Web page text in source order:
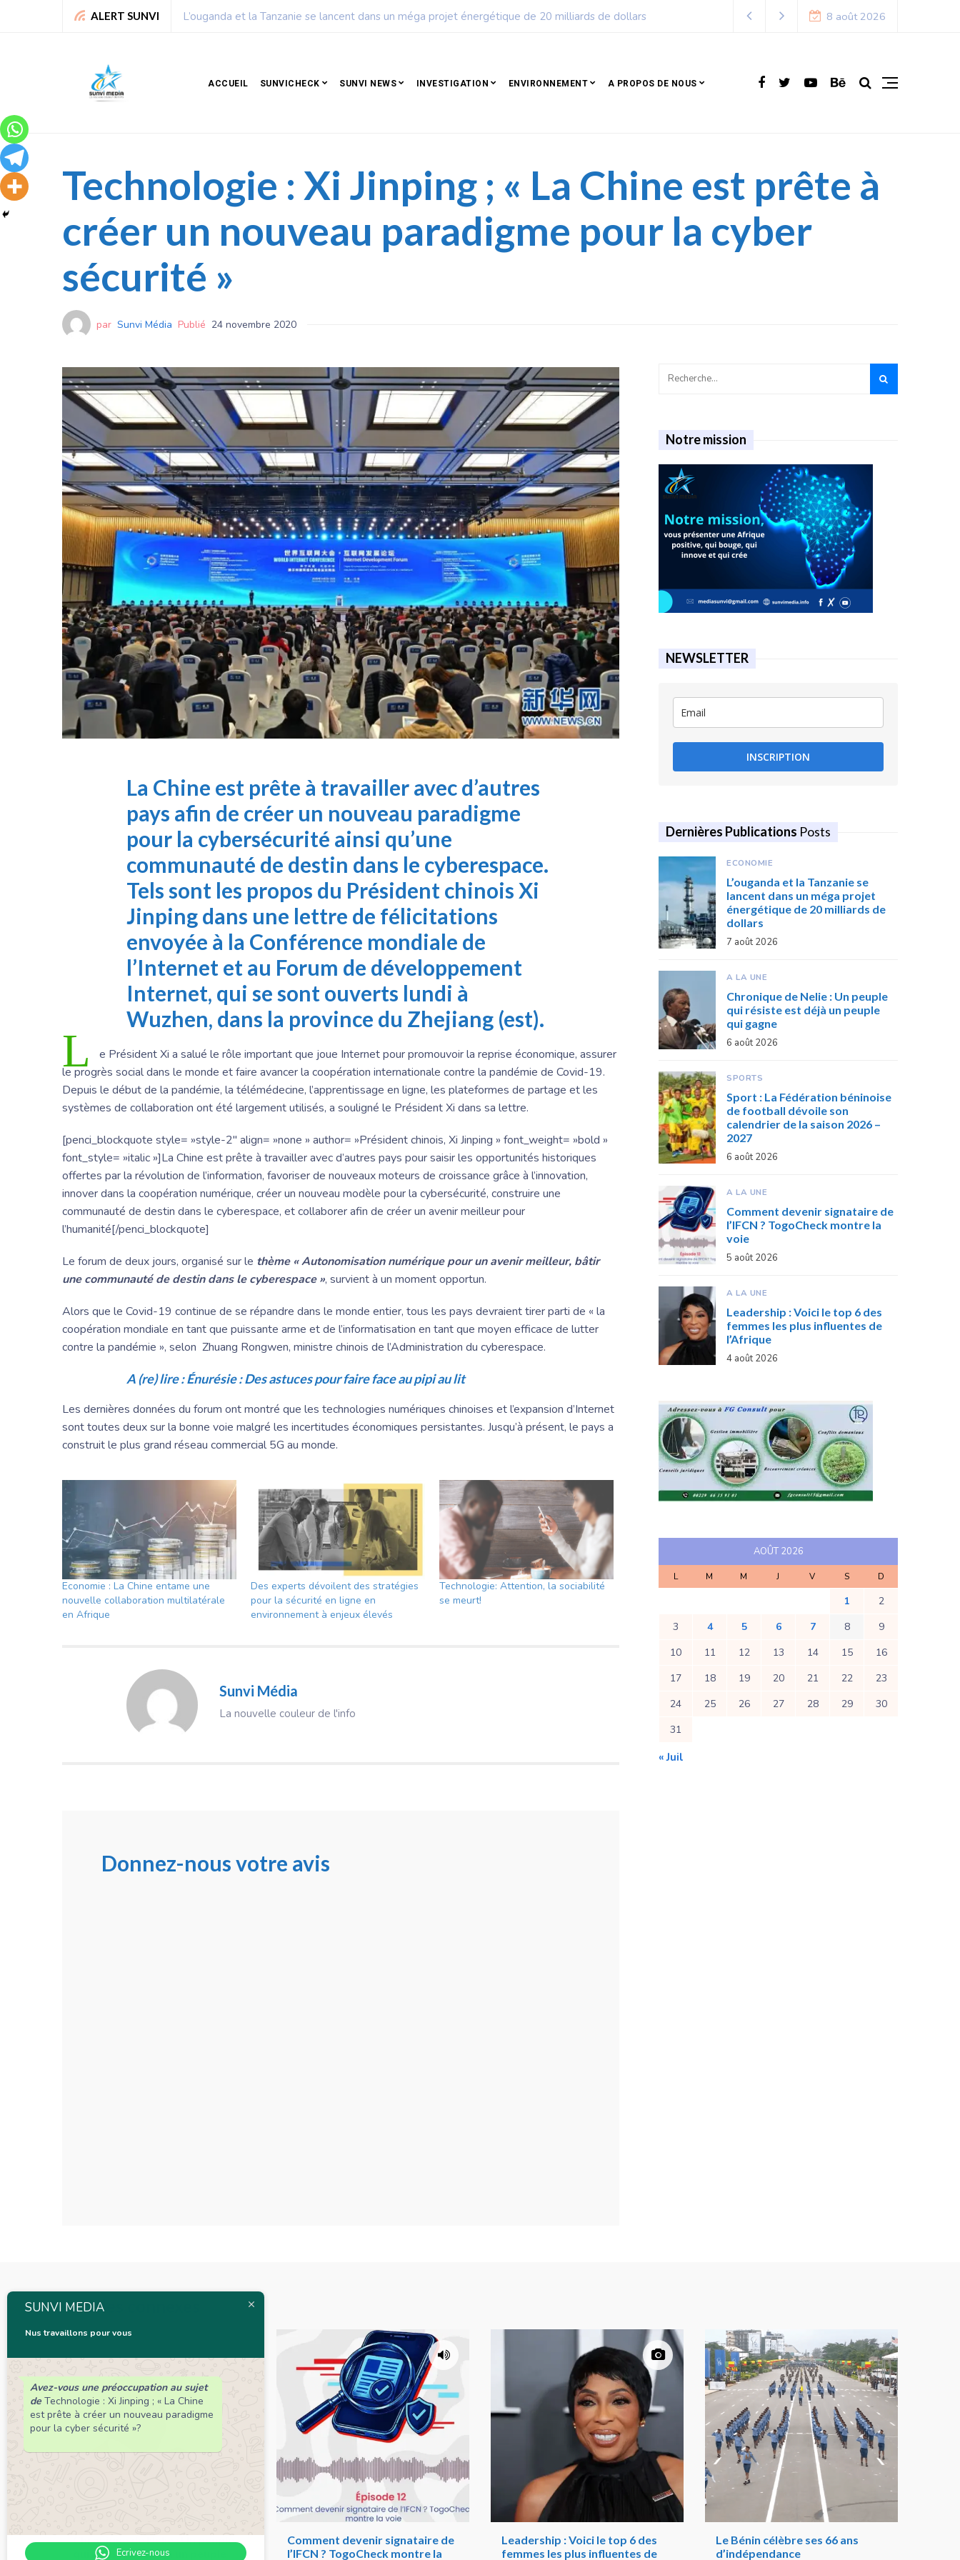
ALERT SUNVI Chronique de Nelie : Un peuple qui résiste est déjà un peuple qui gagne 8 août 2026
ACCUEIL SUNVICHECK SUNVI NEWS INVESTIGATION ENVIRONNEMENT A PROPOS DE NOUS
Technologie : Xi Jinping ; « La Chine est prête à
créer un nouveau paradigme pour la cyber
sécurité »
par Sunvi Média Publié 24 novembre 2020
La Chine est prête à travailler avec d’autres
pays afin de créer un nouveau paradigme
pour la cybersécurité ainsi qu’une
communauté de destin dans le cyberespace.
Tels sont les propos du Président chinois Xi
Jinping dans une lettre de félicitations
envoyée à la Conférence mondiale de
l’Internet et au Forum de développement
Internet, qui se sont ouverts lundi à
Wuzhen, dans la province du Zhejiang (est).
L
e Président Xi a salué le rôle important que joue Internet pour promouvoir la reprise économique, assurer
le progrès social dans le monde et faire avancer la coopération internationale contre la pandémie de Covid-19.
Depuis le début de la pandémie, la télémédecine, l’apprentissage en ligne, les plateformes de partage et les
systèmes de collaboration ont été largement utilisés, a souligné le Président Xi dans sa lettre.
[penci_blockquote style= »style-2″ align= »none » author= »Président chinois, Xi Jinping » font_weight= »bold »
font_style= »italic »]La Chine est prête à travailler avec d’autres pays pour saisir les opportunités historiques
offertes par la révolution de l’information, favoriser de nouveaux moteurs de croissance grâce à l’innovation,
innover dans la coopération numérique, créer un nouveau modèle pour la cybersécurité, construire une
communauté de destin dans le cyberespace, et collaborer afin de créer un avenir meilleur pour
l’humanité[/penci_blockquote]
Le forum de deux jours, organisé sur le thème « Autonomisation numérique pour un avenir meilleur, bâtir
une communauté de destin dans le cyberespace », survient à un moment opportun.
Alors que le Covid-19 continue de se répandre dans le monde entier, tous les pays devraient tirer parti de « la
coopération mondiale en tant que puissante arme et de l’informatisation en tant que moyen efficace de lutter
contre la pandémie », selon Zhuang Rongwen, ministre chinois de l’Administration du cyberespace.
A (re) lire :Énurésie : Des astuces pour faire face au pipi au lit
Les dernières données du forum ont montré que les technologies numériques chinoises et l’expansion d’Internet
sont toutes deux sur la bonne voie malgré les incertitudes économiques persistantes. Jusqu’à présent, le pays a
construit le plus grand réseau commercial 5G au monde.
Economie : La Chine entame une
nouvelle collaboration multilatérale
en Afrique
Des experts dévoilent des stratégies
pour la sécurité en ligne en
environnement à enjeux élevés
Technologie: Attention, la sociabilité
se meurt!
Sunvi Média
La nouvelle couleur de l'info
Donnez-nous votre avis
Notre mission
NEWSLETTER
INSCRIPTION
Dernières Publications Posts
ECONOMIE
L’ouganda et la Tanzanie se
lancent dans un méga projet
énergétique de 20 milliards de
dollars
7 août 2026
A LA UNE
Chronique de Nelie : Un peuple
qui résiste est déjà un peuple
qui gagne
6 août 2026
SPORTS
Sport : La Fédération béninoise
de football dévoile son
calendrier de la saison 2026 –
2027
6 août 2026
A LA UNE
Comment devenir signataire de
l’IFCN ? TogoCheck montre la
voie
5 août 2026
A LA UNE
Leadership : Voici le top 6 des
femmes les plus influentes de
l’Afrique
4 août 2026
AOÛT 2026
L M M J V S D
1
2
3
4 5 6 7 8
9
10
11 12 13 14 15
16
17
18 19 20 21 22
23
24
25 26 27 28 29
30
31
« Juil
Articles connexes
Chronique de Nelie : Un peuple
qui résiste est déjà un peuple
Comment devenir signataire de
l’IFCN ? TogoCheck montre la
Leadership : Voici le top 6 des
femmes les plus influentes de
Le Bénin célèbre ses 66 ans
d’indépendance
SUNVI MEDIA
Nus travaillons pour vous
Avez-vous une préoccupation au sujet
de Technologie : Xi Jinping ; « La Chine
est prête à créer un nouveau paradigme
pour la cyber sécurité »?
Ecrivez-nous